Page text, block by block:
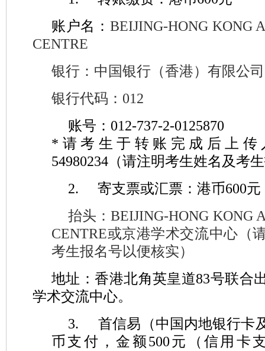
账户名： BEIJING-HONG KONG
CENTRE
银行：中国银行（香港）有限公司
银行代码： 012
账号： 012-737-2-0125870
* 请考生于转账完成后上
54980234 （请注明考生姓名及考
2.
寄支票或汇票：港币600元
抬头：BEIJING-HONG KONG
CENTRE或京港学术交流中心（
考生报名号以便核实）
地址：香港北角英皇道83号联合
学术交流中心。
3.
首信易（中国内地银行卡
币支付，金额500元（信用卡